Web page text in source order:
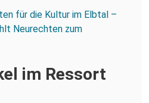
für die Kultur im Elbtal –
Neurechten zum
im Ressort